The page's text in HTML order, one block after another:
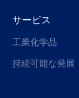
サービス
工業化学品
持続可能な発展